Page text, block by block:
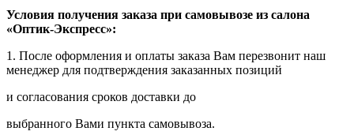
Условия получения заказа при самовывозе из салона
«Оптик-Экспресс»:
1. После оформления и оплаты заказа Вам перезвонит наш
менеджер для подтверждения заказанных позиций
и согласования сроков доставки до
выбранного Вами пункта самовывоза.